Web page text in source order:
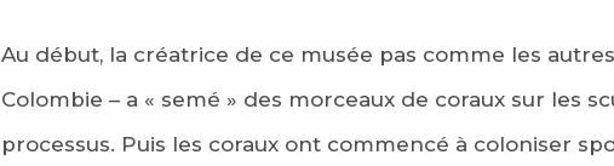
Au début, la créatrice de ce musée pas comme les
Colombie – a « semé » des morceaux de coraux sur les
processus. Puis les coraux ont commencé à coloniser